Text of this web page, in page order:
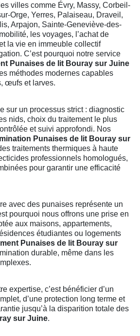
villes comme Évry, Massy, Corbeil-
Orge, Yerres, Palaiseau, Draveil,
Arpajon, Sainte-Geneviève-des-
les voyages, l’achat de
la vie en immeuble collectif
C’est pourquoi notre service
Punaises de lit Bouray sur Juine
méthodes modernes capables
œufs et larves.
sur un processus strict : diagnostic
nids, choix du traitement le plus
et suivi approfondi. Nos
Punaises de lit Bouray sur
traitements thermiques à haute
professionnels homologués,
pour garantir une efficacité
avec des punaises représente un
pourquoi nous offrons une prise en
aux maisons, appartements,
étudiantes ou logements
Punaises de lit Bouray sur
durable, même dans les
expertise, c’est bénéficier d’un
d’une protection long terme et
jusqu’à la disparition totale des
sur Juine.